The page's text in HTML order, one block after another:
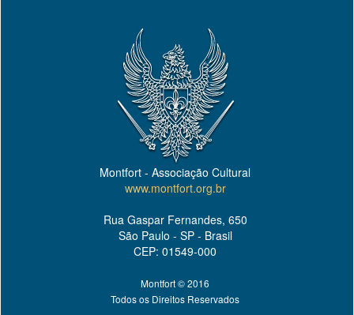
Montfort - Associação Cultural
www.montfort.org.br
Rua Gaspar Fernandes, 650
São Paulo - SP - Brasil
CEP: 01549-000
Montfort © 2016
Todos os Direitos Reservados